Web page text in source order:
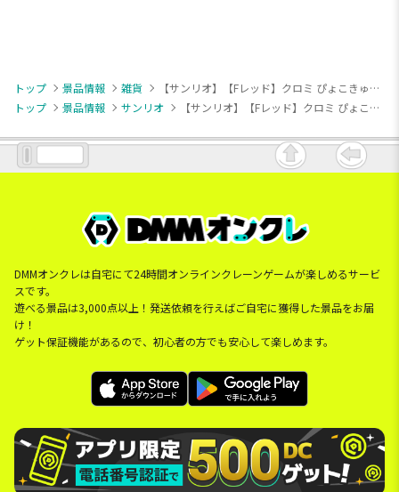
トップ 景品情報 雑貨
【サンリオ】【Fレッド】クロミ ぴょこきゅんカラフルシュシュ
トップ
景品情報 サンリオ 【サンリオ】【Fレッド】クロミ ぴょこきゅんカラフルシュシュ
DMMオンクレは自宅にて24時間オンラインクレーンゲームが楽しめるサービ
スです。
遊べる景品は3,000点以上！発送依頼を行えばご自宅に獲得した景品をお届
け！
ゲット保証機能があるので、初心者の方でも安心して楽しめます。